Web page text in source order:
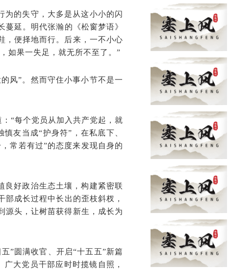
为的失守，大多是从这小小的闪
延。明代张瀚的《松窗梦语》
，便择地而行。后来，一不小心
如果一失足，就无所不至了。”
风”。然而守住小事小节不是一
“每个党员从加入共产党起，就
友当成“护身符”，在私底下、
常若有过”的态度来发现自身的
良好政治生态土壤，构建紧密联
成长过程中长出的歪枝斜杈，
源头，让树苗获得新生，成长为
”圆满收官、开启“十五五”新篇
大党员干部应时时揽镜自照，